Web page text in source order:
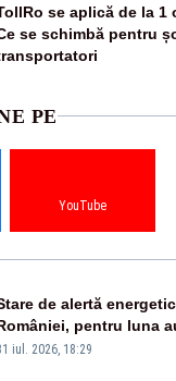
se aplică de la 1
se schimbă pentru
PE
YouTube
de alertă
pentru luna
anunțat importuri și
iul. 2026, 18:29